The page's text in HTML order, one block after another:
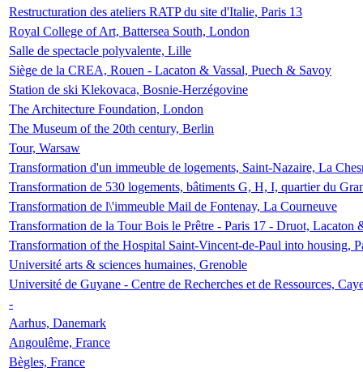
Restructuration des ateliers RATP du site d'Italie, Paris 13
Royal College of Art, Battersea South, London
Salle de spectacle polyvalente, Lille
Siège de la CREA, Rouen - Lacaton & Vassal, Puech & Savoy
Station de ski Klekovaca, Bosnie-Herzégovine
The Architecture Foundation, London
The Museum of the 20th century, Berlin
Tour, Warsaw
Transformation d'un immeuble de logements, Saint-Nazaire, La
Transformation de 530 logements, bâtiments G, H, I, quartier du
Transformation de l\'immeuble Mail de Fontenay, La Courneuve
Transformation de la Tour Bois le Prêtre - Paris 17 - Druot, Lacaton
Transformation of the Hospital Saint-Vincent-de-Paul into housing,
Université arts & sciences humaines, Grenoble
Université de Guyane - Centre de Recherches et de Ressources,
-
Aarhus, Danemark
Angoulême, France
Bègles, France